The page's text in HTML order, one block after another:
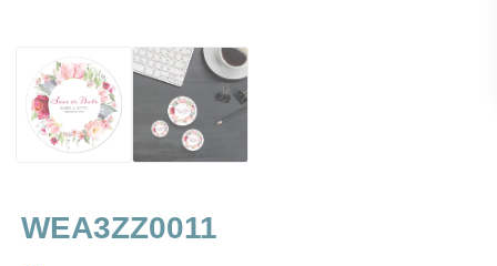
WEA3ZZ0011